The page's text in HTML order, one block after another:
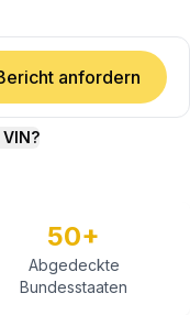
anfordern
50+
Abgedeckte
Bundesstaaten